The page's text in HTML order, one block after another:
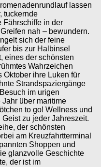
lassen
tuckernde
Fährschiffe in der
nah – bewundern.
sich der feine
bis zur Halbinsel
eines der schönsten
Wahrzeichen
Oktober ihre Luken für
Strandspaziergänge
im urigen
über maritime
to go! Wellness und
zu jeder Jahreszeit.
der schönsten
am Kreuzfahrtterminal
Shoppen und
glanzvolle Geschichte
der ist im